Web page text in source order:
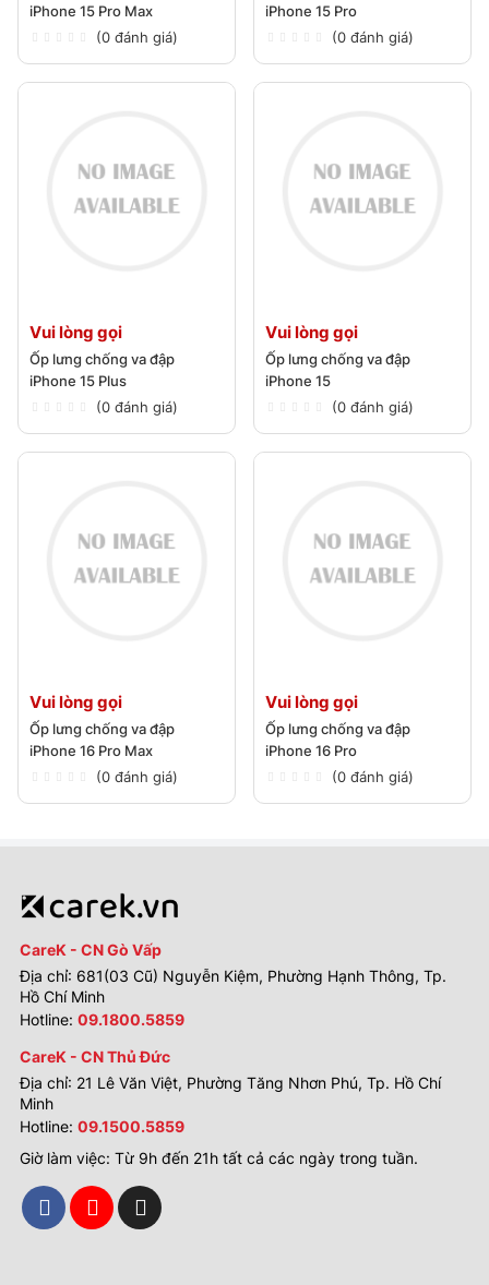
iPhone 15 Pro Max
(0 đánh giá)
iPhone 15 Pro
(0 đánh giá)
Vui lòng gọi
Ốp lưng chống va đập
iPhone 15 Plus
(0 đánh giá)
Vui lòng gọi
Ốp lưng chống va đập
iPhone 15
(0 đánh giá)
Vui lòng gọi
Ốp lưng chống va đập
iPhone 16 Pro Max
(0 đánh giá)
Vui lòng gọi
Ốp lưng chống va đập
iPhone 16 Pro
(0 đánh giá)
CareK - CN Gò Vấp
Địa chỉ: 681(03 Cũ) Nguyễn Kiệm, Phường Hạnh Thông, Tp.
Hồ Chí Minh
Hotline: 09.1800.5859
CareK - CN Thủ Đức
Địa chỉ: 21 Lê Văn Việt, Phường Tăng Nhơn Phú, Tp. Hồ Chí
Minh
Hotline: 09.1500.5859
Giờ làm việc: Từ 9h đến 21h tất cả các ngày trong tuần.